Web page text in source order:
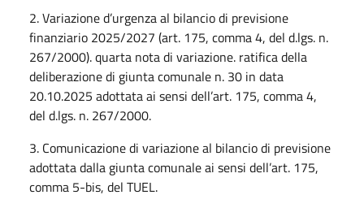
2. Variazione d’urgenza al bilancio di previsione
finanziario 2025/2027 (art. 175, comma 4, del d.lgs. n.
267/2000). quarta nota di variazione. ratifica della
deliberazione di giunta comunale n. 30 in data
20.10.2025 adottata ai sensi dell’art. 175, comma 4,
del d.lgs. n. 267/2000.
3. Comunicazione di variazione al bilancio di previsione
adottata dalla giunta comunale ai sensi dell’art. 175,
comma 5-bis, del TUEL.